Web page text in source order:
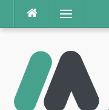
contenu
Menu